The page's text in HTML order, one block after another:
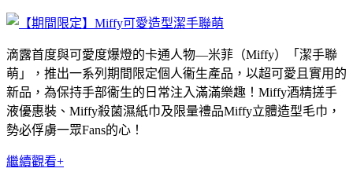
滴露首度與可愛度爆燈的卡通人物—米菲（Miffy）「潔手聯
萌」，推出一系列期間限定個人衞生產品，以超可愛且實用的
新品，為保持手部衞生的日常注入滿滿樂趣！Miffy酒精搓手
液優惠裝、Miffy殺菌濕紙巾及限量禮品Miffy立體造型毛巾，
勢必俘虜一眾Fans的心！
繼續觀看+